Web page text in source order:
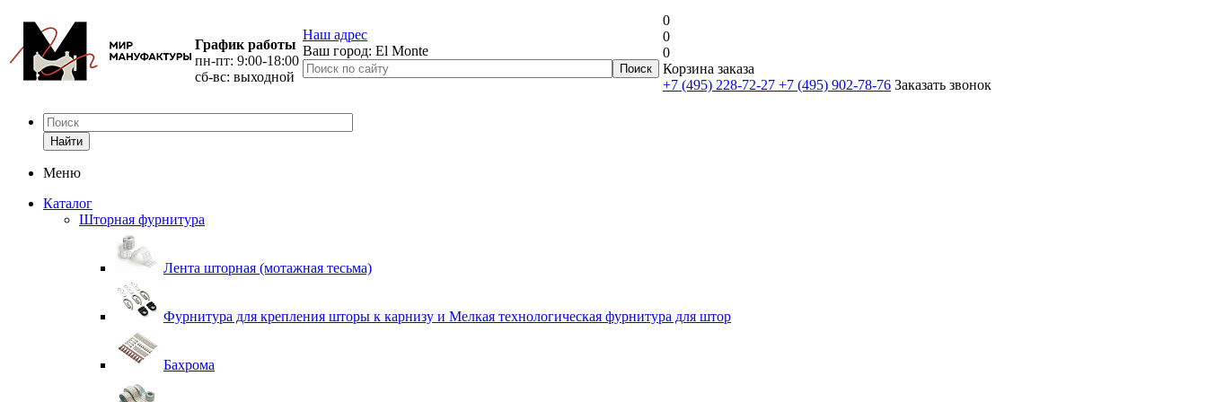
График работы
пн-пт: 9:00-18:00
сб-вс: выходной
Наш адрес
Ваш город: El Monte
0
0
0
Корзина заказа
+7 (495) 228-72-27 +7 (495) 902-78-76 Заказать звонок
Найти
Меню
Каталог
Шторная фурнитура
Лента шторная (мотажная тесьма)
Фурнитура для крепления шторы к карнизу и Мелкая технологическая фурнитура для штор
Бахрома